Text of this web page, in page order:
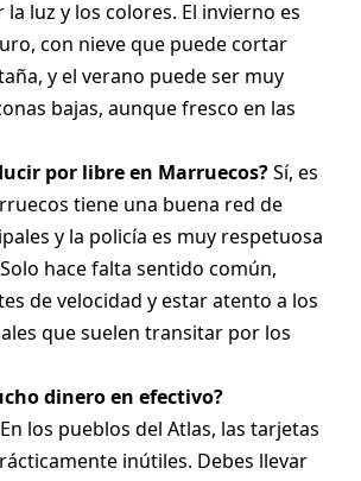
luz y los colores. El invierno es
con nieve que puede cortar
y el verano puede ser muy
bajas, aunque fresco en las
por libre en Marruecos?Sí, es
tiene una buena red de
y la policía es muy respetuosa
hace falta sentido común,
de velocidad y estar atento a los
que suelen transitar por los
dinero en efectivo?
los pueblos del Atlas, las tarjetas
inútiles. Debes llevar